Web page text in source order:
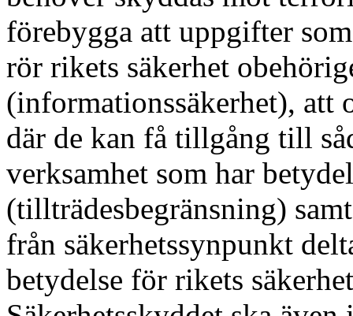
förebygga att uppgifter
rör rikets säkerhet
(informationssäkerhet),
där de kan få tillgång till
verksamhet som har
(tillträdesbegränsning)
från säkerhetssynpunkt
betydelse för rikets